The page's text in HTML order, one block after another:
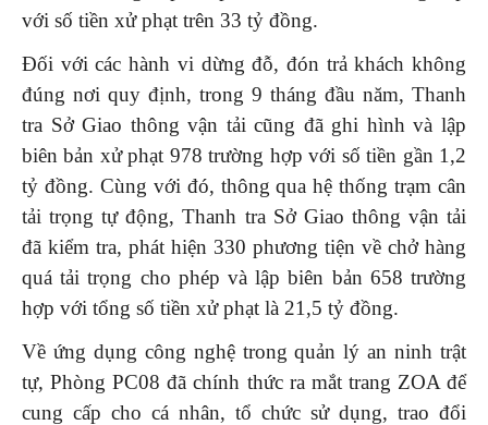
với số tiền xử phạt trên 33 tỷ đồng.
Đối với các hành vi dừng đỗ, đón trả khách không
đúng nơi quy định, trong 9 tháng đầu năm, Thanh
tra Sở Giao thông vận tải cũng đã ghi hình và lập
biên bản xử phạt 978 trường hợp với số tiền gần 1,2
tỷ đồng. Cùng với đó, thông qua hệ thống trạm cân
tải trọng tự động, Thanh tra Sở Giao thông vận tải
đã kiểm tra, phát hiện 330 phương tiện về chở hàng
quá tải trọng cho phép và lập biên bản 658 trường
hợp với tổng số tiền xử phạt là 21,5 tỷ đồng.
Về ứng dụng công nghệ trong quản lý an ninh trật
tự, Phòng PC08 đã chính thức ra mắt trang ZOA để
cung cấp cho cá nhân, tổ chức sử dụng, trao đổi